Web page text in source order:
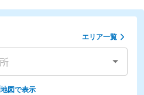
エリア一覧
地図で表示